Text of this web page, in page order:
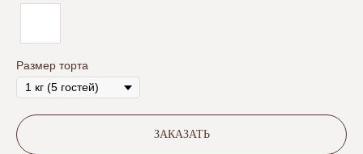
Размер торта
ЗАКАЗАТЬ